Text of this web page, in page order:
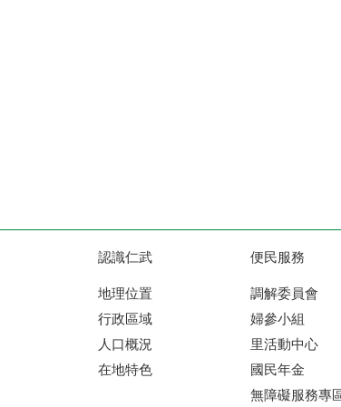
認識仁武
地理位置
行政區域
人口概況
在地特色
便民服務
調解委員會
婦參小組
里活動中心
國民年金
無障礙服務專